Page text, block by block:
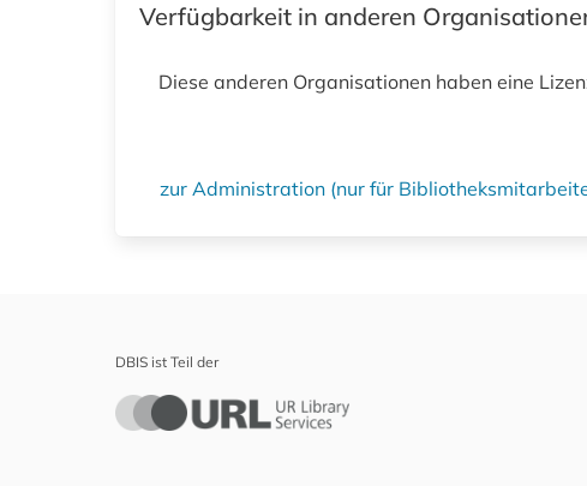
Verfügbarkeit in anderen
Diese anderen Organisationen haben eine
zur Administration (nur für
DBIS ist Teil der